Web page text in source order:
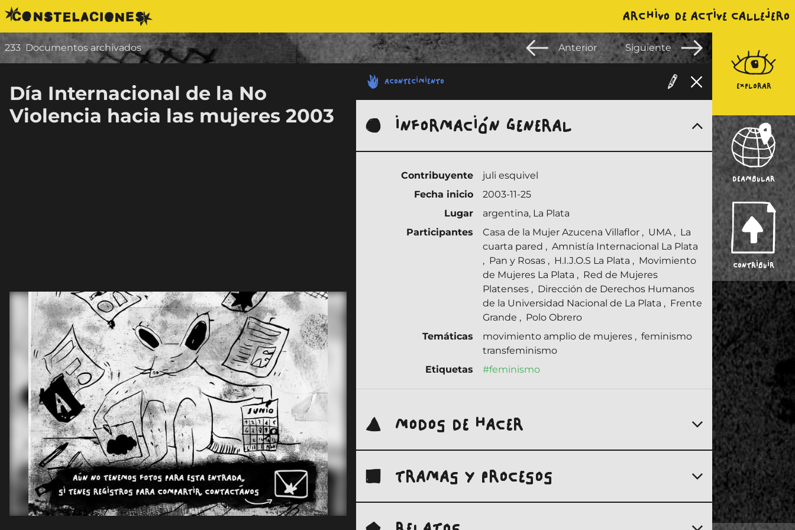
Saltar al contenido ARCHIVO DE ACTIVE CALLEJERO
233 Documentos archivados Anterior Siguiente
Día Internacional de la No
Violencia hacia las mujeres 2003
ACONTECIMIENTO
INFORMACIÓN GENERAL
Contribuyente
juli esquivel
Fecha inicio
2003-11-25
Lugar
argentina, La Plata
Participantes
Casa de la Mujer Azucena Villaflor , UMA , La
cuarta pared , Amnistía Internacional La Plata
, Pan y Rosas , H.I.J.O.S La Plata , Movimiento
de Mujeres La Plata , Red de Mujeres
Platenses , Dirección de Derechos Humanos
de la Universidad Nacional de La Plata , Frente
Grande , Polo Obrero
Temáticas
movimiento amplio de mujeres , feminismo
transfeminismo
Etiquetas
#feminismo
MODOS DE HACER
TRAMAS Y PROCESOS
EXPLORAR
DEAMBULAR
CONTRIBUIR